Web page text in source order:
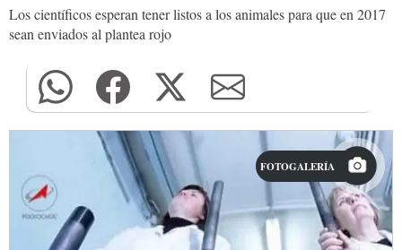
Los científicos esperan tener listos a los animales para que en 2017
sean enviados al plantea rojo
FOTOGALERÍA